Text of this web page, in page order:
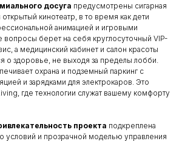
досуга предусмотрены сигарная
кинотеатр, в то время как дети
анимацией и игровыми
берет на себя круглосуточный VIP-
а медицинский кабинет и салон красоты
о здоровье, не выходя за пределы лобби.
охрана и подземный паркинг с
и зарядками для электрокаров. Это
где технологии служат вашему комфорту
проекта подкреплена
условий и прозрачной моделью управления